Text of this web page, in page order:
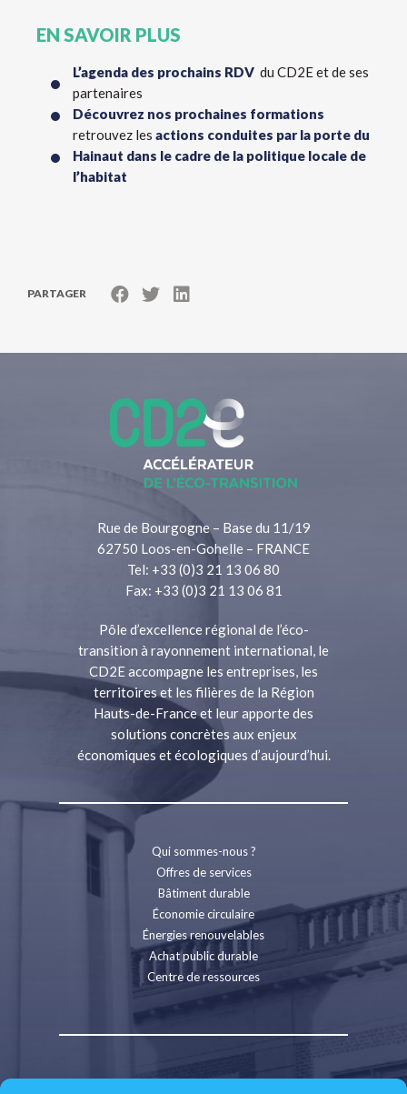
EN SAVOIR PLUS
L’agenda des prochains RDV du CD2E et de ses
partenaires
Découvrez nos prochaines formations
retrouvez les actions conduites par la porte du
Hainaut dans le cadre de la politique locale de
l’habitat
PARTAGER
Rue de Bourgogne – Base du 11/19
62750 Loos-en-Gohelle – FRANCE
Tel: +33 (0)3 21 13 06 80
Fax: +33 (0)3 21 13 06 81
Pôle d’excellence régional de l’éco-
transition à rayonnement international, le
CD2E accompagne les entreprises, les
territoires et les filières de la Région
Hauts-de-France et leur apporte des
solutions concrètes aux enjeux
économiques et écologiques d’aujourd’hui.
Qui sommes-nous ?
Offres de services
Bâtiment durable
Économie circulaire
Énergies renouvelables
Achat public durable
Centre de ressources
Contact